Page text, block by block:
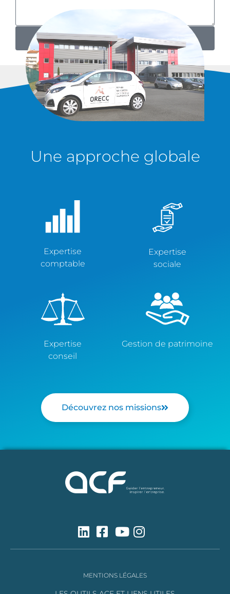
Envoyer
Une approche globale
Expertise
comptable
Expertise
sociale
Expertise
conseil
Gestion de patrimoine
Découvrez nos missions
MENTIONS LÉGALES